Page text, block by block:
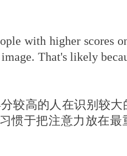
with higher scores
That's likely
较高的人在识别较
惯于把注意力放在最